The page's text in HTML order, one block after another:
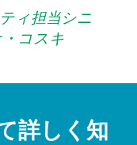
ィ担当シニ
コスキ
詳しく知